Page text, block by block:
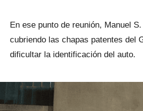
En ese punto de reunión, Manuel
cubriendo las chapas patentes del
dificultar la identificación del auto.